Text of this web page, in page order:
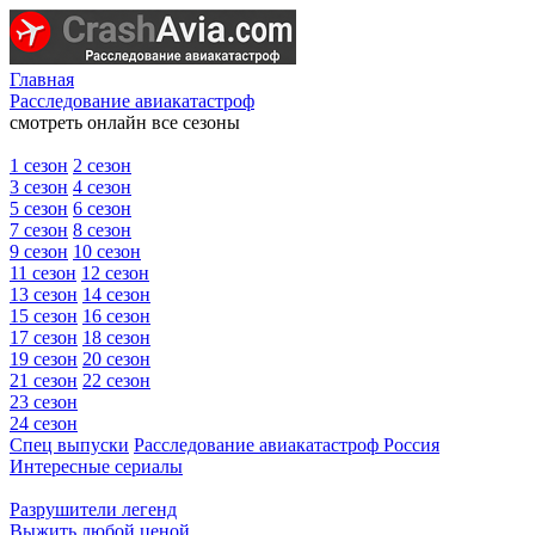
Главная
Расследование авиакатастроф
смотреть онлайн все сезоны
1 сезон 2 сезон
3 сезон 4 сезон
5 сезон 6 сезон
7 сезон 8 сезон
9 сезон 10 сезон
11 сезон 12 сезон
13 сезон 14 сезон
15 сезон 16 сезон
17 сезон 18 сезон
19 сезон 20 сезон
21 сезон 22 сезон
23 сезон
24 сезон
Спец выпуски Расследование авиакатастроф Россия
Интересные сериалы
Разрушители легенд
Выжить любой ценой